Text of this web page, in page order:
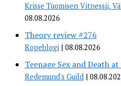
Krisse Tuomisen Vitnessii,
08.08.2026
Theory review #276
Ropeblogi 08.08.2026
Teenage Sex and Death
Redemund's Guild